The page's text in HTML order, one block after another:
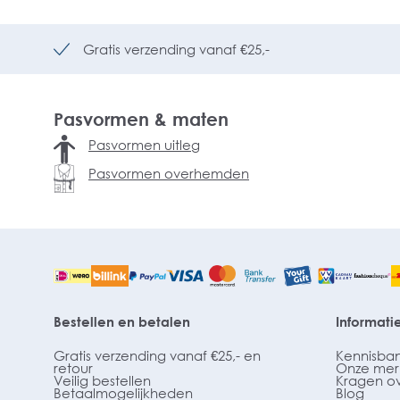
Gratis verzending vanaf €25,-
Pasvormen & maten
Pasvormen uitleg
Pasvormen overhemden
Bestellen en betalen
Gratis verzending vanaf €25,- en
retour
Veilig bestellen
Betaalmogelijkheden
Onze
Kragen
Blog